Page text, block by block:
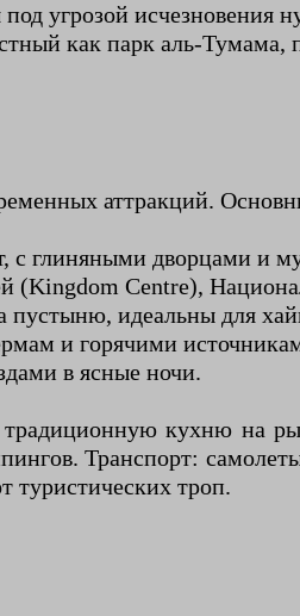
угрозой
как парк аль-
аттракций.
с глиняными дворцами
(Kingdom Centre),
пустыню, идеальны для
и горячими
в ясные ночи.
кухню на
Транспорт:
туристических троп.